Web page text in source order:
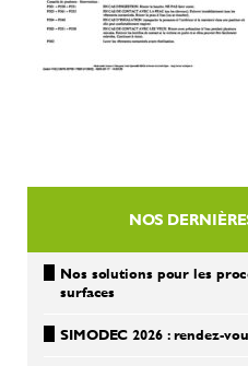
NOS
Nos solutions pour les
surfaces
SIMODEC 2026 : rendez-